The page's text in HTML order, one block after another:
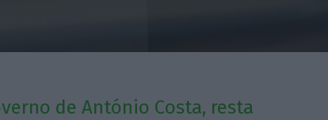
de António Costa, resta